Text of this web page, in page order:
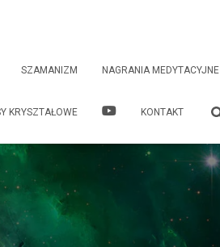
SZAMANIZM NAGRANIA MEDYTACYJNE
KRYSZTAŁOWE KONTAKT